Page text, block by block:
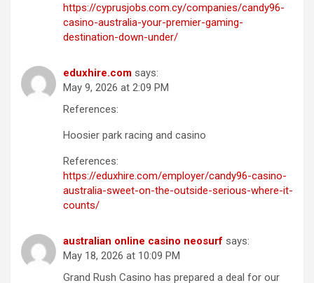
https://cyprusjobs.com.cy/companies/candy96-
casino-australia-your-premier-gaming-
destination-down-under/
eduxhire.com says:
May 9, 2026 at 2:09 PM
References:
Hoosier park racing and casino
References:
https://eduxhire.com/employer/candy96-casino-
australia-sweet-on-the-outside-serious-where-it-
counts/
australian online casino neosurf says:
May 18, 2026 at 10:09 PM
Grand Rush Casino has prepared a deal for our